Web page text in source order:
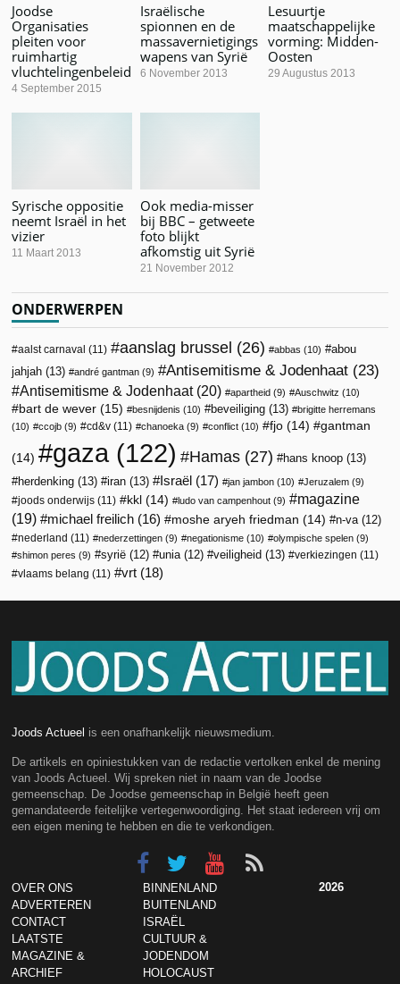
Joodse
Organisaties
pleiten voor
ruimhartig
vluchtelingenbeleid
4 September 2015
Israëlische
spionnen en de
massavernietigings
wapens van Syrië
6 November 2013
Lesuurtje
maatschappelijke
vorming: Midden-
Oosten
29 Augustus 2013
Syrische oppositie
neemt Israël in het
vizier
11 Maart 2013
Ook media-misser
bij BBC – getweete
foto blijkt
afkomstig uit Syrië
21 November 2012
ONDERWERPEN
aalst carnaval (11) aanslag brussel (26) abbas (10)
abou
jahjah (13) andré gantman (9) Antisemitisme & Jodenhaat (23)
Antisemitisme & Jodenhaat(20) apartheid (9) Auschwitz (10)
bart de wever (15) besnijdenis (10) beveiliging (13)
brigitte herremans
(10)
ccojb (9) cd&v (11) chanoeka (9) conflict (10) fjo (14) gantman
(14) gaza(122) Hamas (27) hans knoop (13)
herdenking (13) iran (13) Israël (17) jan jambon (10) Jeruzalem (9)
joods onderwijs (11) kkl (14) ludo van campenhout (9)
magazine
(19)
michael freilich (16) moshe aryeh friedman (14) n-va(12)
nederland (11) nederzettingen (9) negationisme (10) olympische spelen (9)
shimon peres (9) syrië (12) unia(12) veiligheid (13) verkiezingen (11)
vlaams belang (11) vrt (18)
Joods Actueel is een onafhankelijk nieuwsmedium.
De artikels en opiniestukken van de redactie vertolken enkel de mening
van Joods Actueel. Wij spreken niet in naam van de Joodse
gemeenschap. De Joodse gemeenschap in België heeft geen
gemandateerde feitelijke vertegenwoordiging. Het staat iedereen vrij om
een eigen mening te hebben en die te verkondigen.
OVER ONS
ADVERTEREN
CONTACT
LAATSTE
MAGAZINE &
ARCHIEF
BINNENLAND
BUITENLAND
ISRAËL
CULTUUR &
JODENDOM
HOLOCAUST
2026